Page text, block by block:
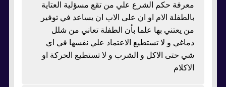
معرفة حكم الشرع علي من تقع مسؤلية العتاية
بالطفلة الام او ان على الاب ان يساعد في توفير
من يعتني بها علما بأن الطفلة تعاني من شلل
دماغي و لا تستطيع الاعتماد علي نفسها في اي
شي حتى الاكل و الشرب و لا تستطيع الحركة او
الاكلام